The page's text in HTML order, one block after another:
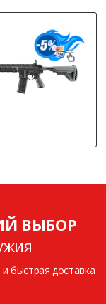
ВЫБОР
быстрая доставка